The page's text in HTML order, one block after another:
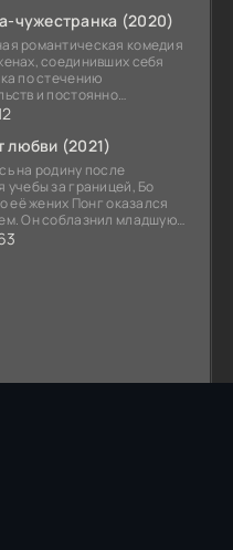
чужестранка (2020)
романтическая комедия
соединивших себя
по стечению
и постоянно
в курьезные ситуации...
любви (2021)
на родину после
учебы за границей, Бо
её жених Понг оказался
Он соблазнил младшую